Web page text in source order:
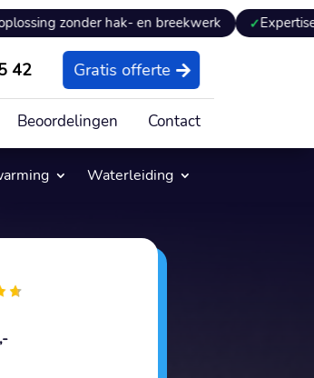
hak- en breekwerk Expertiseverslag
42 Gratis offerte
Beoordelingen Contact
Waterleiding